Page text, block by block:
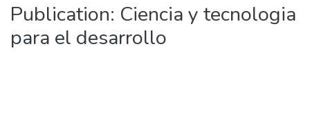
Publication: Ciencia y tecnologia
para el desarrollo